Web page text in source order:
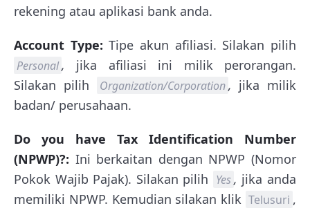
rekening atau aplikasi bank anda.
Account Type: Tipe akun afiliasi. Silakan pilih
Personal, jika afiliasi ini milik perorangan.
Silakan pilih
Organization/Corporation , jika milik
badan/ perusahaan.
Do you have Tax Identification Number
(NPWP)?: Ini berkaitan dengan NPWP (Nomor
Pokok Wajib Pajak). Silakan pilih Yes, jika anda
memiliki NPWP. Kemudian silakan klik Telusuri ,